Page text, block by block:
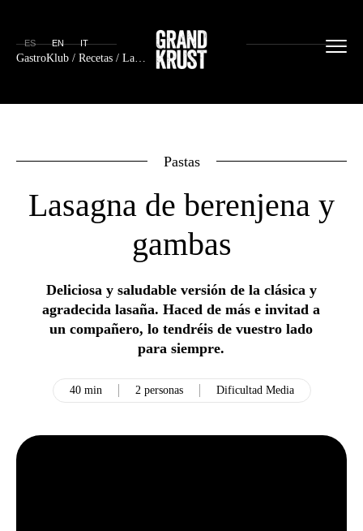
GastroKlub / Recetas / Lasagna de berenjena y gambas
ES EN IT
Pastas
Lasagna de berenjena y
gambas
Deliciosa y saludable versión de la clásica y
agradecida lasaña. Haced de más e invitad a
un compañero, lo tendréis de vuestro lado
para siempre.
40 min 2 personas Dificultad Media